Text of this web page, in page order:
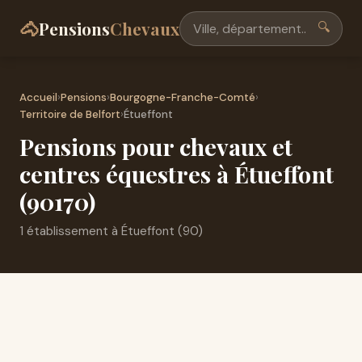
🐴PensionsChevaux 🔍
Accueil›Pensions›Bourgogne-Franche-Comté›
Territoire de Belfort›Étueffont
Pensions pour chevaux et
centres équestres à Étueffont
(90170)
1 établissement à Étueffont (90)